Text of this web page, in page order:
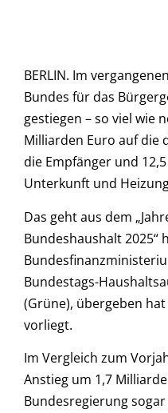
BERLIN. Im
Bundes für das
gestiegen – so viel wie
Milliarden Euro auf die
die Empfänger und
Unterkunft und
Das geht aus dem
Bundeshaushalt 2025“
Bundestags-
(Grüne), übergeben
vorliegt.
Im Vergleich zum
Anstieg um 1,7
Bundesregierung